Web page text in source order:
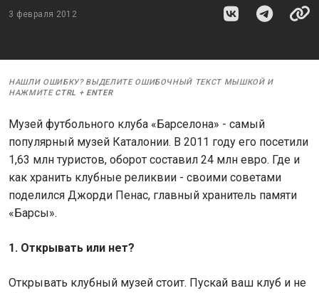
3 февраля 2012
НАШЛИ ОШИБКУ? ВЫДЕЛИТЕ ОШИБОЧНЫЙ ТЕКСТ МЫШКОЙ И
НАЖМИТЕ CTRL + ENTER
Музей футбольного клуба «Барселона» - самый
популярный музей Каталонии. В 2011 году его посетили
1,63 млн туристов, оборот составил 24 млн евро. Где и
как хранить клубные реликвии - своими советами
поделился Джорди Пенас, главный хранитель памяти
«Барсы».
1. Открывать или нет?
Открывать клубный музей стоит. Пускай ваш клуб и не